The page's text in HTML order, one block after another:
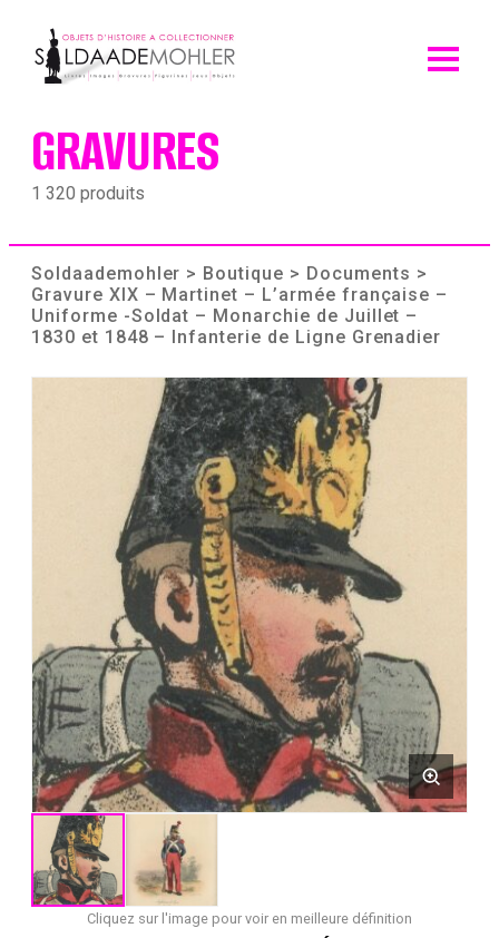
content
GRAVURES
1 320 produits
Soldaademohler > Boutique > Documents >
Gravure XIX – Martinet – L’armée française –
Uniforme -Soldat – Monarchie de Juillet –
1830 et 1848 – Infanterie de Ligne Grenadier
Cliquez sur l'image pour voir en meilleure définition